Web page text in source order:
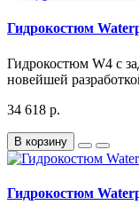
Гидрокостюм
Гидрокостюм W4 с
новейшей
34 618 р.
В корзину
Гидрокостюм